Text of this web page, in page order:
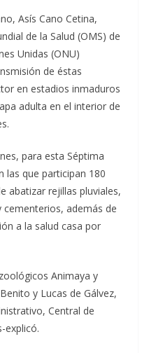
Asís Cano Cetina,
de la Salud (OMS) de
Unidas (ONU)
de éstas
en estadios inmaduros
adulta en el interior de
para esta Séptima
las que participan 180
abatizar rejillas pluviales,
cementerios, además de
a la salud casa por
Animaya y
y Lucas de Gálvez,
Central de
explicó.